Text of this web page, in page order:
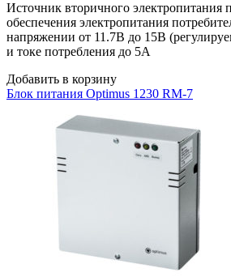
Источник вторичного электропитания
обеспечения электропитания
напряжении от 11.7В до 15В
и токе потребления до 5А
Добавить в корзину
Блок питания Optimus 1230 RM-7